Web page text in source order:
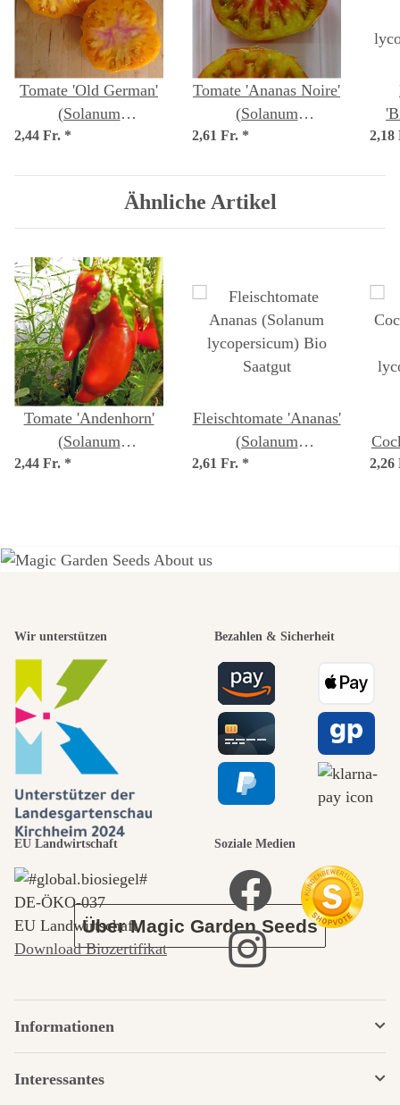
Tomate 'Old German'
(Solanum
lycopersicum) Samen
2,44 Fr. *
Tomate 'Ananas Noire'
(Solanum
lycopersicum) Samen
2,61 Fr. *
Ähnliche Artikel
Tomate 'Andenhorn'
(Solanum
lycopersicum) Samen
2,44 Fr. *
Fleischtomate 'Ananas'
(Solanum
lycopersicum) Bio
2,61 Fr. *
schönsten
Wege zu uns
selbst führt
durch den
Garten
Über Magic Garden Seeds
Wir unterstützen Bezahlen & Sicherheit
EU Landwirtschaft
DE‑ÖKO‑037
EU Landwirtschaft
Download Biozertifikat
Soziale Medien
Informationen
Interessantes